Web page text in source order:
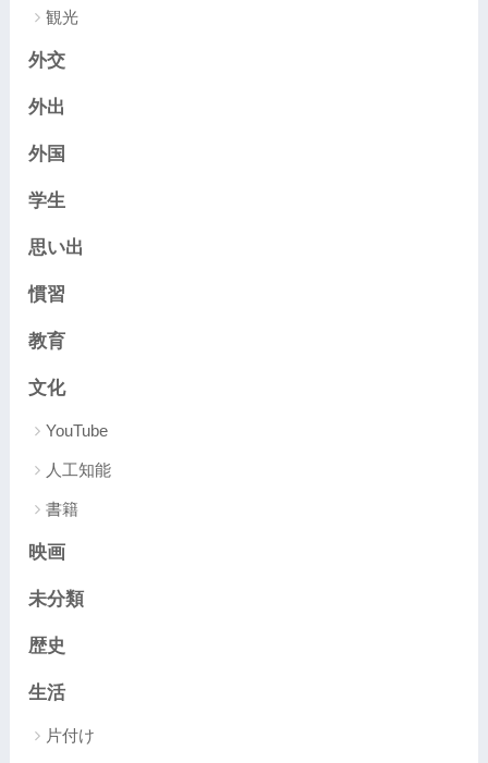
観光
外交
外出
外国
学生
思い出
慣習
教育
文化
YouTube
人工知能
書籍
映画
未分類
歴史
生活
片付け